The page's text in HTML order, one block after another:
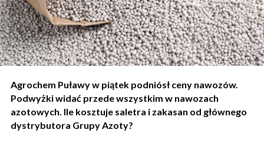
Agrochem Puławy w piątek podniósł ceny nawozów.
Podwyżki widać przede wszystkim w nawozach
azotowych. Ile kosztuje saletra i zakasan od głównego
dystrybutora Grupy Azoty?